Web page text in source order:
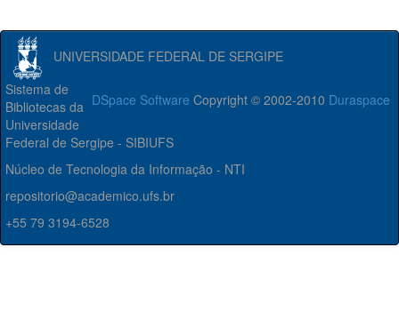
UNIVERSIDADE FEDERAL DE SERGIPE
DSpace Software Copyright © 2002-2010 Duraspace
Sistema de
Bibliotecas da
Universidade
Federal de Sergipe - SIBIUFS
Núcleo de Tecnologia da Informação - NTI
repositorio@academico.ufs.br
+55 79 3194-6528